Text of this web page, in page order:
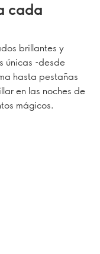
cada
brillantes y
únicas -desde
hasta pestañas
en las noches de
mágicos.